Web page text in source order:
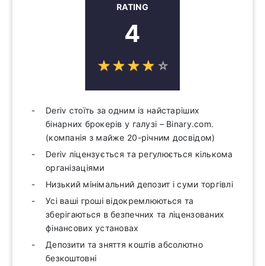
RATING
4
☆☆☆☆ ☆
★★★★ ★
Deriv стоїть за одним із найстаріших
бінарних брокерів у галузі – Binary.com.
(компанія з майже 20-річним досвідом)
Deriv ліцензується та регулюється кількома
організаціями
Низький мінімальний депозит і суми торгівлі
Усі ваші гроші відокремлюються та
зберігаються в безпечних та ліцензованих
фінансових установах
Депозити та зняття коштів абсолютно
безкоштовні